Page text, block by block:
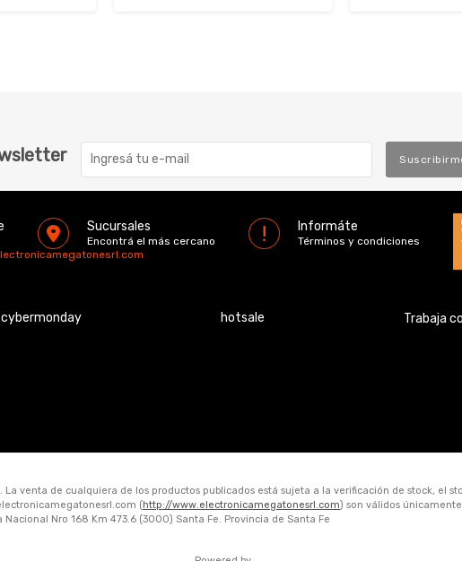
Sucursales
Encontrá el más cercano
Informáte
Términos y condiciones
cybermonday hotsale Trabaja
venta de cualquiera de los productos publicados está sujeta a la verificación de stock, el
(http://www.electronicamegatonesrl.com) son válidos
Nro 168 Km 473.6 (3000) Santa Fe. Provincia de Santa Fe